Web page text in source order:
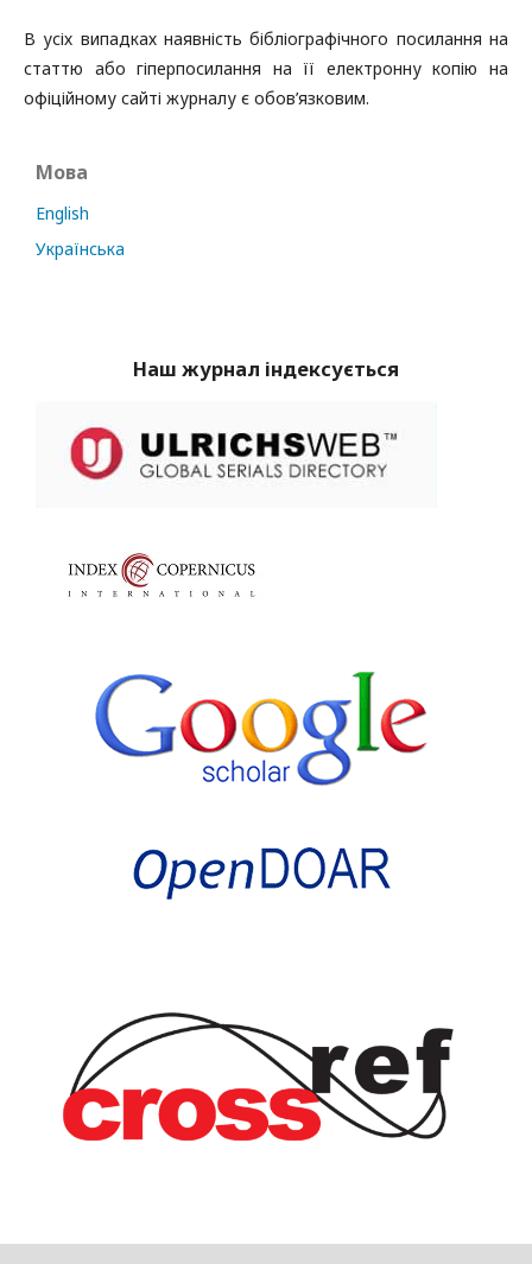
В усіх випадках наявність бібліографічного посилання на
статтю або гіперпосилання на її електронну копію на
офіційному сайті журналу є обов’язковим.
Мова
English
Українська
Наш журнал індексується